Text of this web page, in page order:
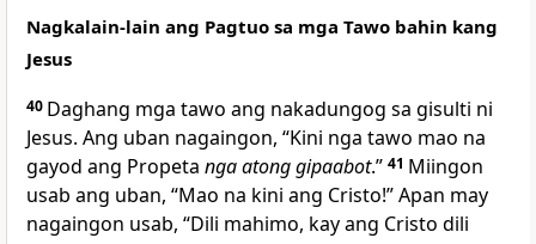
Nagkalain-lain ang Pagtuo sa mga Tawo bahin kang
Jesus
40 Daghang mga tawo ang nakadungog sa gisulti ni
Jesus. Ang uban nagaingon, “Kini nga tawo mao na
gayod ang Propeta nga atong gipaabot.” 41 Miingon
usab ang uban, “Mao na kini ang Cristo!” Apan may
nagaingon usab, “Dili mahimo, kay ang Cristo dili